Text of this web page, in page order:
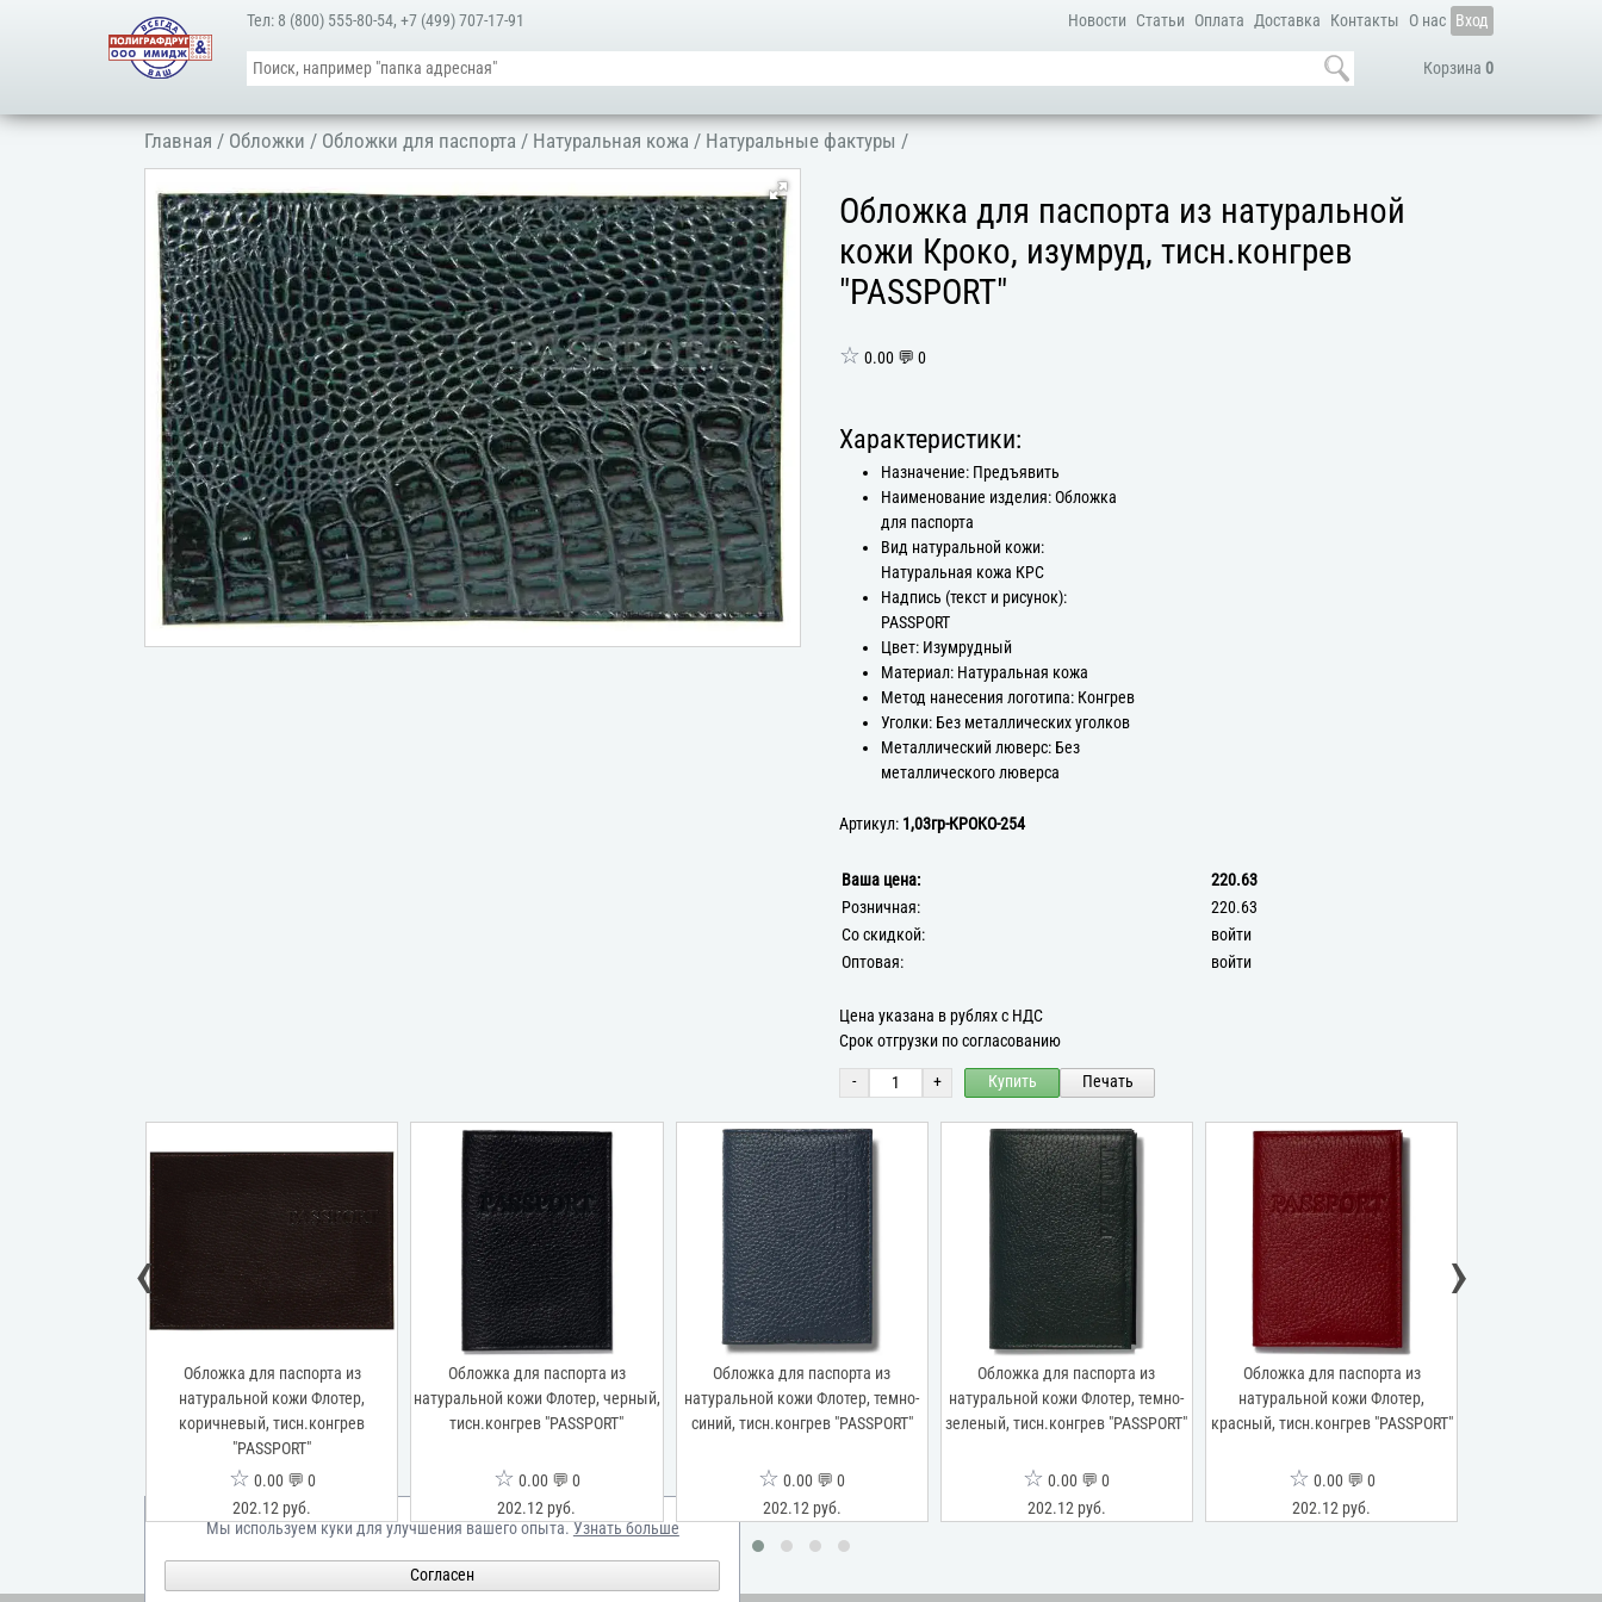
Новости Статьи Оплата Доставка Контакты О нас Вход
Корзина 0
Тел: 8 (800) 555-80-54,+7 (499) 707-17-91
Главная / Обложки / Обложки для паспорта / Натуральная кожа / Натуральные фактуры /
Обложка для паспорта из натуральной
кожи Кроко, изумруд, тисн.конгрев
"PASSPORT"
☆ 0.00 💬 0
Характеристики:
Назначение: Предъявить
Наименование изделия: Обложка
для паспорта
Вид натуральной кожи:
Натуральная кожа КРС
Надпись (текст и рисунок):
PASSPORT
Цвет: Изумрудный
Материал: Натуральная кожа
Метод нанесения логотипа: Конгрев
Уголки: Без металлических уголков
Металлический люверс: Без
металлического люверса
Артикул: 1,03гр-КРОКО-254
Ваша цена:
220.63
Розничная:
220.63
Со скидкой:
войти
Оптовая:
войти
Цена указана в рублях с НДС
Срок отгрузки по согласованию
- + Купить Печать
Обложка для паспорта из
натуральной кожи Флотер,
коричневый, тисн.конгрев
"PASSPORT"
☆ 0.00 💬 0
202.12 руб.
Обложка для паспорта из
натуральной кожи Флотер, черный,
тисн.конгрев "PASSPORT"
☆ 0.00 💬 0
202.12 руб.
Обложка для паспорта из
натуральной кожи Флотер, темно-
синий, тисн.конгрев "PASSPORT"
☆ 0.00 💬 0
202.12 руб.
Обложка для паспорта из
натуральной кожи Флотер, темно-
зеленый, тисн.конгрев "PASSPORT"
☆ 0.00 💬 0
202.12 руб.
Обложка для паспорта из
натуральной кожи Флотер,
красный, тисн.конгрев "PASSPORT"
☆ 0.00 💬 0
202.12 руб.
‹ ›
Мы используем куки для улучшения вашего опыта.Узнать больше
Согласен